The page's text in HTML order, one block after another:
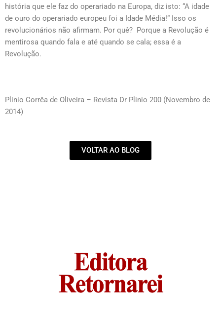
história que ele faz do operariado na Europa, diz isto: “A idade
de ouro do operariado europeu foi a Idade Média!” Isso os
revolucionários não afirmam. Por quê? Porque a Revolução é
mentirosa quando fala e até quando se cala; essa é a
Revolução.
Plinio Corrêa de Oliveira – Revista Dr Plinio 200 (Novembro de
2014)
VOLTAR AO BLOG